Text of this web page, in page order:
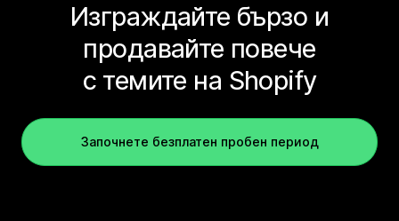
Изграждайте бързо и
продавайте повече
с темите на Shopify
Започнете безплатен пробен период